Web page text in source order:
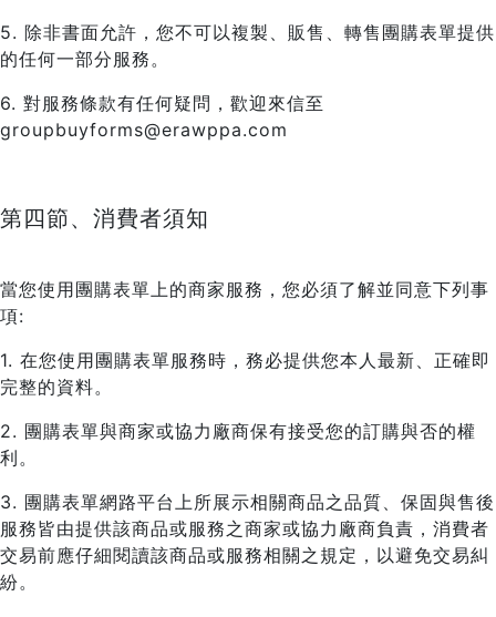
5. 除非書面允許，您不可以複製、販售、轉售團購表單提供
的任何一部分服務。
6. 對服務條款有任何疑問，歡迎來信至
groupbuyforms@erawppa.com
第四節、消費者須知
當您使用團購表單上的商家服務，您必須了解並同意下列事
項:
1. 在您使用團購表單服務時，務必提供您本人最新、正確即
完整的資料。
2. 團購表單與商家或協力廠商保有接受您的訂購與否的權
利。
3. 團購表單網路平台上所展示相關商品之品質、保固與售後
服務皆由提供該商品或服務之商家或協力廠商負責，消費者
交易前應仔細閱讀該商品或服務相關之規定，以避免交易糾
紛。